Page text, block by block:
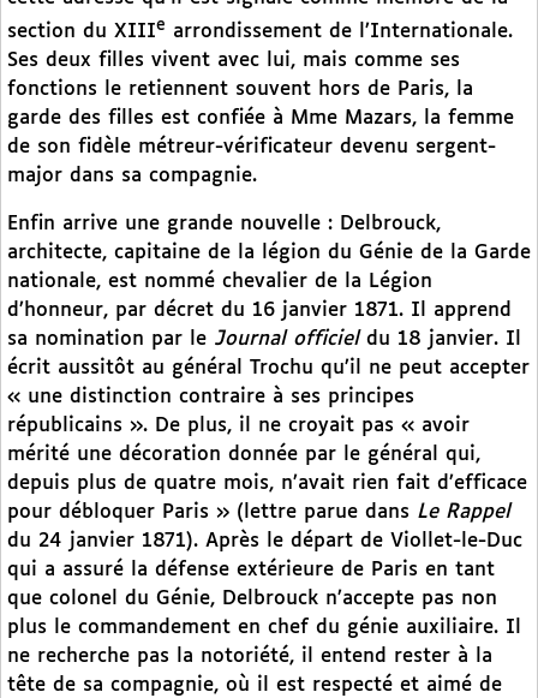
section du XIIIe arrondissement de l’Internationale.
Ses deux filles vivent avec lui, mais comme ses
fonctions le retiennent souvent hors de Paris, la
garde des filles est confiée à Mme Mazars, la femme
de son fidèle métreur-vérificateur devenu sergent-
major dans sa compagnie.
Enfin arrive une grande nouvelle : Delbrouck,
architecte, capitaine de la légion du Génie de la Garde
nationale, est nommé chevalier de la Légion
d’honneur, par décret du 16 janvier 1871. Il apprend
sa nomination par le Journal officieldu 18 janvier. Il
écrit aussitôt au général Trochu qu’il ne peut accepter
« une distinction contraire à ses principes
républicains ». De plus, il ne croyait pas « avoir
mérité une décoration donnée par le général qui,
depuis plus de quatre mois, n’avait rien fait d’efficace
pour débloquer Paris » (lettre parue dans Le Rappel
du 24 janvier 1871). Après le départ de Viollet-le-Duc
qui a assuré la défense extérieure de Paris en tant
que colonel du Génie, Delbrouck n’accepte pas non
plus le commandement en chef du génie auxiliaire. Il
ne recherche pas la notoriété, il entend rester à la
tête de sa compagnie, où il est respecté et aimé de